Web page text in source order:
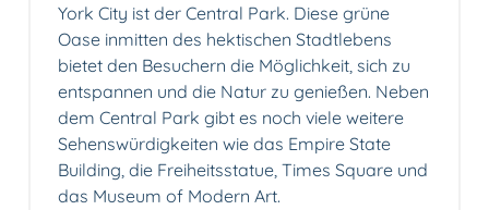
York City ist der Central Park. Diese grüne
Oase inmitten des hektischen Stadtlebens
bietet den Besuchern die Möglichkeit, sich zu
entspannen und die Natur zu genießen. Neben
dem Central Park gibt es noch viele weitere
Sehenswürdigkeiten wie das Empire State
Building, die Freiheitsstatue, Times Square und
das Museum of Modern Art.